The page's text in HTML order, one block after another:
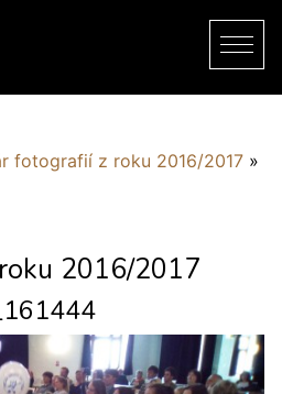
fotografií z roku 2016/2017 »
2016/2017